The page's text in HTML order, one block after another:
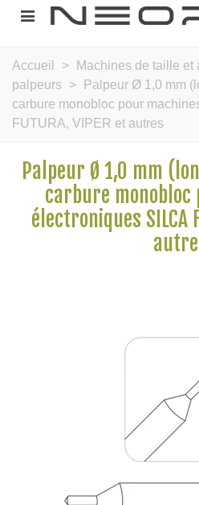
Accueil > Machines de taille et
palpeurs
>
Palpeur Ø 1,0 mm
carbure monobloc pour
FUTURA, VIPER et autres
Palpeur Ø 1,0 mm
carbure monobloc
électroniques SILCA